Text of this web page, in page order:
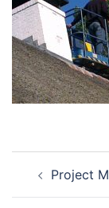
navigatie
Project